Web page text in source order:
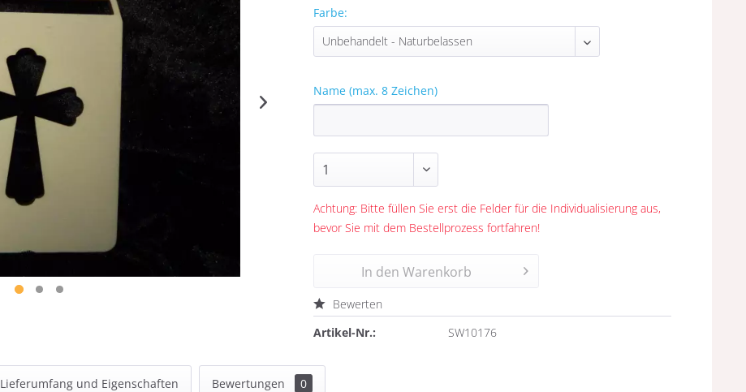
Farbe:
Name (max. 8 Zeichen)
Achtung: Bitte füllen Sie erst die Felder für die Individualisierung aus,
bevor Sie mit dem Bestellprozess fortfahren!
In den Warenkorb
Bewerten
Artikel-Nr.:
SW10176
Lieferumfang und Eigenschaften Bewertungen 0